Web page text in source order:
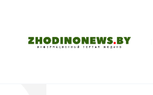
содержанию